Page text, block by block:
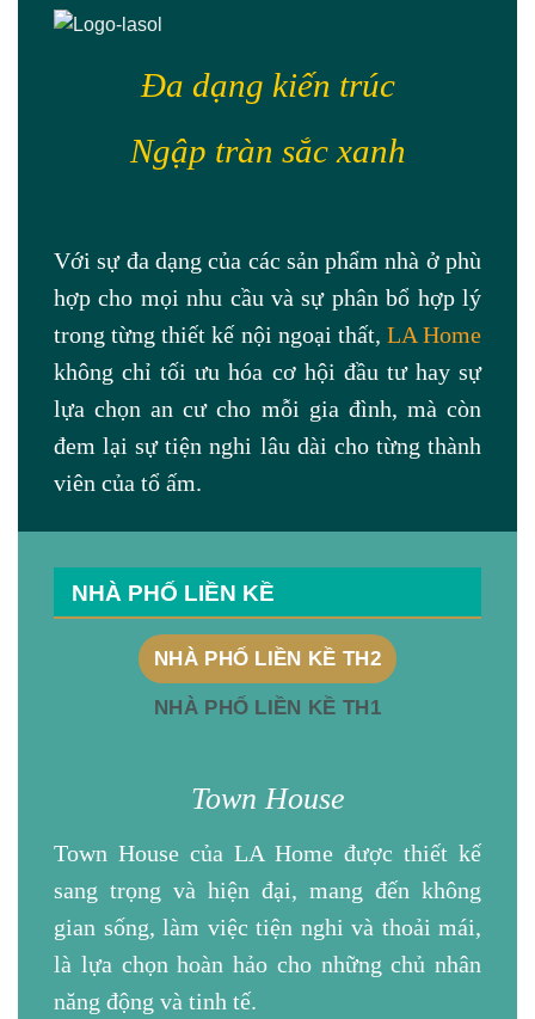
Đa dạng kiến trúc
Ngập tràn sắc xanh
Với sự đa dạng của các sản phẩm nhà ở phù
hợp cho mọi nhu cầu và sự phân bổ hợp lý
trong từng thiết kế nội ngoại thất, LA Home
không chỉ tối ưu hóa cơ hội đầu tư hay sự
lựa chọn an cư cho mỗi gia đình, mà còn
đem lại sự tiện nghi lâu dài cho từng thành
viên của tổ ấm.
NHÀ PHỐ LIỀN KỀ
NHÀ PHỐ LIỀN KỀ TH2
NHÀ PHỐ LIỀN KỀ TH1
Town House
Town House của LA Home được thiết kế
sang trọng và hiện đại, mang đến không
gian sống, làm việc tiện nghi và thoải mái,
là lựa chọn hoàn hảo cho những chủ nhân
năng động và tinh tế.